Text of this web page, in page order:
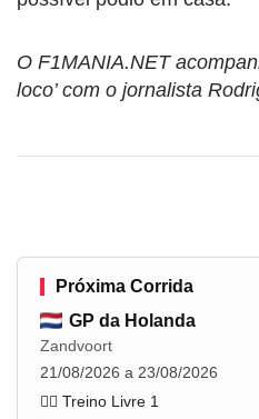
O F1MANIA.NET
loco’ com o jornalista
Próxima Corrida
GP da Holanda
Zandvoort
21/08/2026 a 23/08/2026
🏋️‍♂️ Treino Livre 1